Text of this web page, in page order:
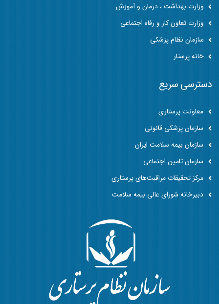
وزارت بهداشت ، درمان و آموزش
وزارت تعاون کار و رفاه اجتماعی
سازمان نظام پزشکی
خانه پرستار
دسترسی سریع
معاونت پرستاری
سازمان پزشکی قانونی
سازمان بیمه سلامت ایران
سازمان تامین اجتماعی
مرکز تحقیقات مراقبت‌های پرستاری
دبیرخانه شورای عالی بیمه سلامت